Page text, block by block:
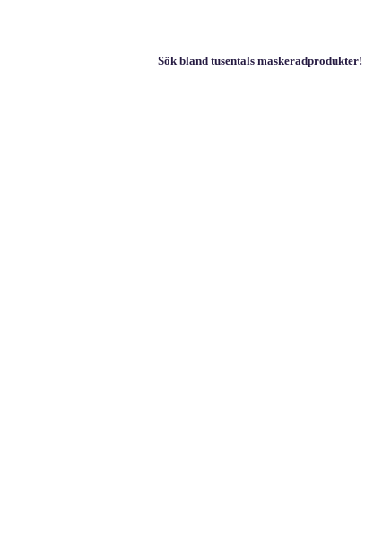
Sök bland tusentals maskeradprodukter!